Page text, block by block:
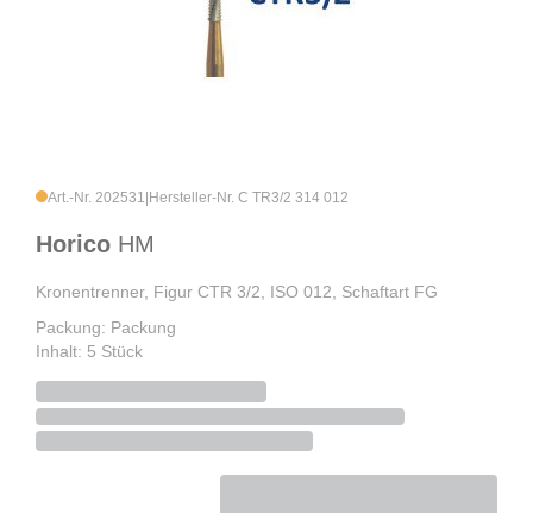
Art.-Nr. 202531 Hersteller-Nr. C TR3/2 314 012
Horico HM
Kronentrenner, Figur CTR 3/2, ISO 012, Schaftart FG
Packung: Packung
Inhalt: 5 Stück